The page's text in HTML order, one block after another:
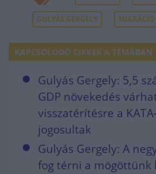
GULYÁS GERGELY MIGRÁCIÓ
KAPCSOLÓDÓ CIKKEK A TÉMÁBAN
Gulyás Gergely: 5,5
GDP növekedés
visszatérítésre a
jogosultak
Gulyás Gergely: A
fog térni a mögöttünk